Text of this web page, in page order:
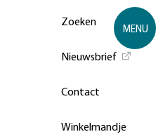
Zoeken
Nieuwsbrief
Contact
Winkelmandje
MENU